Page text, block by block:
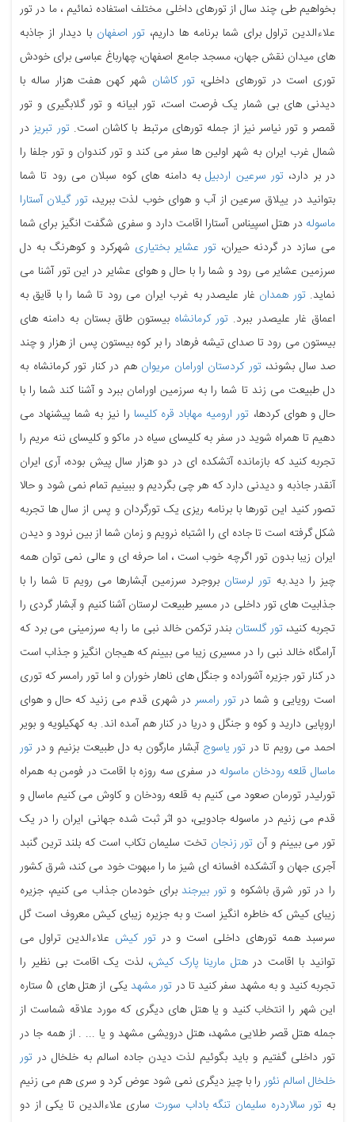
بخواهیم طی چند سال از تورهای داخلی مختلف استفاده نمائیم ، ما در تور
علاءالدین تراول برای شما برنامه ها داریم، تور اصفهان با دیدار از جاذبه
های میدان نقش جهان، مسجد جامع اصفهان، چهارباغ عباسی برای خودش
توری است در تورهای داخلی، تور کاشان شهر کهن هفت هزار ساله با
دیدنی های بی شمار یک فرصت است، تور ابیانه و تور گلابگیری و تور
قمصر و تور نیاسر نیز از جمله تورهای مرتبط با کاشان است.تور تبریز در
شمال غرب ایران به شهر اولین ها سفر می کند و تور کندوان و تور جلفا را
در بر دارد،تور سرعین اردبیلبه دامنه های کوه سبلان می رود تا شما
بتوانید در ییلاق سرعین از آب و هوای خوب لذت ببرید،تور گیلان آستارا
ماسوله در هتل اسپیناس آستارا اقامت دارد و سفری شگفت انگیز برای شما
می سازد در گردنه حیران، تور عشایر بختیاری شهرکرد و کوهرنگ به دل
سرزمین عشایر می رود و شما را با حال و هوای عشایر در این تور آشنا می
نماید.تور همدان غار علیصدر به غرب ایران می رود تا شما را با قایق به
اعماق غار علیصدر ببرد. تور کرمانشاه بیستون طاق بستان به دامنه های
بیستون می رود تا صدای تیشه فرهاد را بر کوه بیستون پس از هزار و چند
صد سال بشوند،تور کردستان اورامان مریوان هم در کنار تور کرمانشاه به
دل طبیعت می زند تا شما را به سرزمین اورامان ببرد و آشنا کند شما را با
حال و هوای کردها، تور ارومیه مهاباد قره کلیسا را نیز به شما پیشنهاد می
دهیم تا همراه شوید در سفر به کلیسای سیاه در ماکو و کلیسای ننه مریم را
تجربه کنید که بازمانده آتشکده ای در دو هزار سال پیش بوده، آری ایران
آنقدر جاذبه و دیدنی دارد که هر چی بگردیم و ببینیم تمام نمی شود و حالا
تصور کنید این تورها با برنامه ریزی یک تورگردان و پس از سال ها تجربه
شکل گرفته است تا جاده ای را اشتباه نرویم و زمان شما از بین نرود و دیدن
ایران زیبا بدون تور اگرچه خوب است ، اما حرفه ای و عالی نمی توان همه
چیز را دید.به تور لرستان بروجرد سرزمین آبشارها می رویم تا شما را با
جذابیت های تور داخلی در مسیر طبیعت لرستان آشنا کنیم و آبشار گردی را
تجربه کنید،تور گلستان بندر ترکمن خالد نبی ما را به سرزمینی می برد که
آرامگاه خالد نبی را در مسیری زیبا می بیینم که هیجان انگیز و جذاب است
در کنار تور جزیره آشوراده و جنگل های ناهار خوران و اما تور رامسر که توری
است رویایی و شما در تور رامسر در شهری قدم می زنید که حال و هوای
اروپایی دارید و کوه و جنگل و دریا در کنار هم آمده اند. به کهکیلویه و بویر
احمد می رویم تا در تور یاسوج آبشار مارگون به دل طبیعت بزنیم و در تور
ماسال قلعه رودخان ماسوله در سفری سه روزه با اقامت در فومن به همراه
تورلیدر تورمان صعود می کنیم به قلعه رودخان و کاوش می کنیم ماسال و
قدم می زنیم در ماسوله جادویی، دو اثر ثبت شده جهانی ایران را در یک
تور می بیینم و آن تور زنجان تخت سلیمان تکاب است که بلند ترین گنبد
آجری جهان و آتشکده افسانه ای شیز ما را مبهوت خود می کند، شرق کشور
را در تور شرق باشکوه وتور بیرجندبرای خودمان جذاب می کنیم، جزیره
زیبای کیش که خاطره انگیز است و به جزیره زیبای کیش معروف است گل
سرسبد همه تورهای داخلی است و درتور کیش علاءالدین تراول می
توانید با اقامت درهتل مارینا پارک کیش، لذت یک اقامت بی نظیر را
تجربه کنید و به مشهد سفر کنید تا در تور مشهد
یکی از هتل های 5 ستاره
این شهر را انتخاب کنید و یا هتل های دیگری که مورد علاقه شماست از
جمله هتل قصر طلایی مشهد، هتل درویشی مشهد و یا ... . از همه جا در
تور داخلی گفتیم و باید بگوئیم لذت دیدن جاده اسالم به خلخال در تور
خلخال اسالم نئور را با چیز دیگری نمی شود عوض کرد و سری هم می زنیم
به تور سالاردره سلیمان تنگه باداب سورت ساری علاءالدین تا یکی از دو